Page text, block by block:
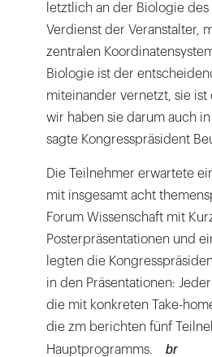
letztlich an der Biologie
Verdienst der Veranstalter,
zentralen
Biologie ist der
miteinander vernetzt, sie
wir haben sie darum auch
sagte Kongresspräsident
Die Teilnehmer erwartete
mit insgesamt acht
Forum Wissenschaft mit
Posterpräsentationen und
legten die
in den Präsentationen:
die mit konkreten Take-
die zm berichten fünf
Hauptprogramms. br